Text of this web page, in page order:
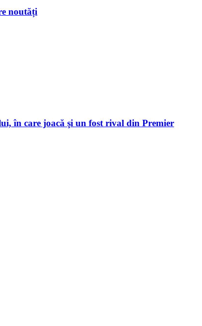
noutăți
în care joacă şi un fost rival din Premier